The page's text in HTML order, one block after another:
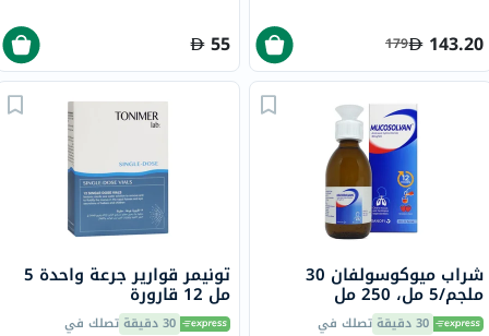
143.20
179
55
شراب ميوكوسولفان 30
ملجم/5 مل، 250 مل
30 دقيقة تصلك في
تونيمر قوارير جرعة واحدة 5
مل 12 قارورة
30 دقيقة تصلك في